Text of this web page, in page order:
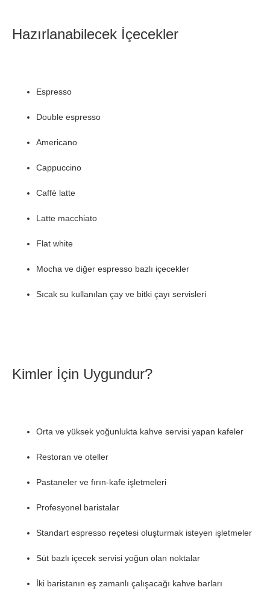
Hazırlanabilecek İçecekler
Espresso
Double espresso
Americano
Cappuccino
Caffè latte
Latte macchiato
Flat white
Mocha ve diğer espresso bazlı içecekler
Sıcak su kullanılan çay ve bitki çayı servisleri
Kimler İçin Uygundur?
Orta ve yüksek yoğunlukta kahve servisi yapan kafeler
Restoran ve oteller
Pastaneler ve fırın-kafe işletmeleri
Profesyonel baristalar
Standart espresso reçetesi oluşturmak isteyen işletmeler
Süt bazlı içecek servisi yoğun olan noktalar
İki baristanın eş zamanlı çalışacağı kahve barları